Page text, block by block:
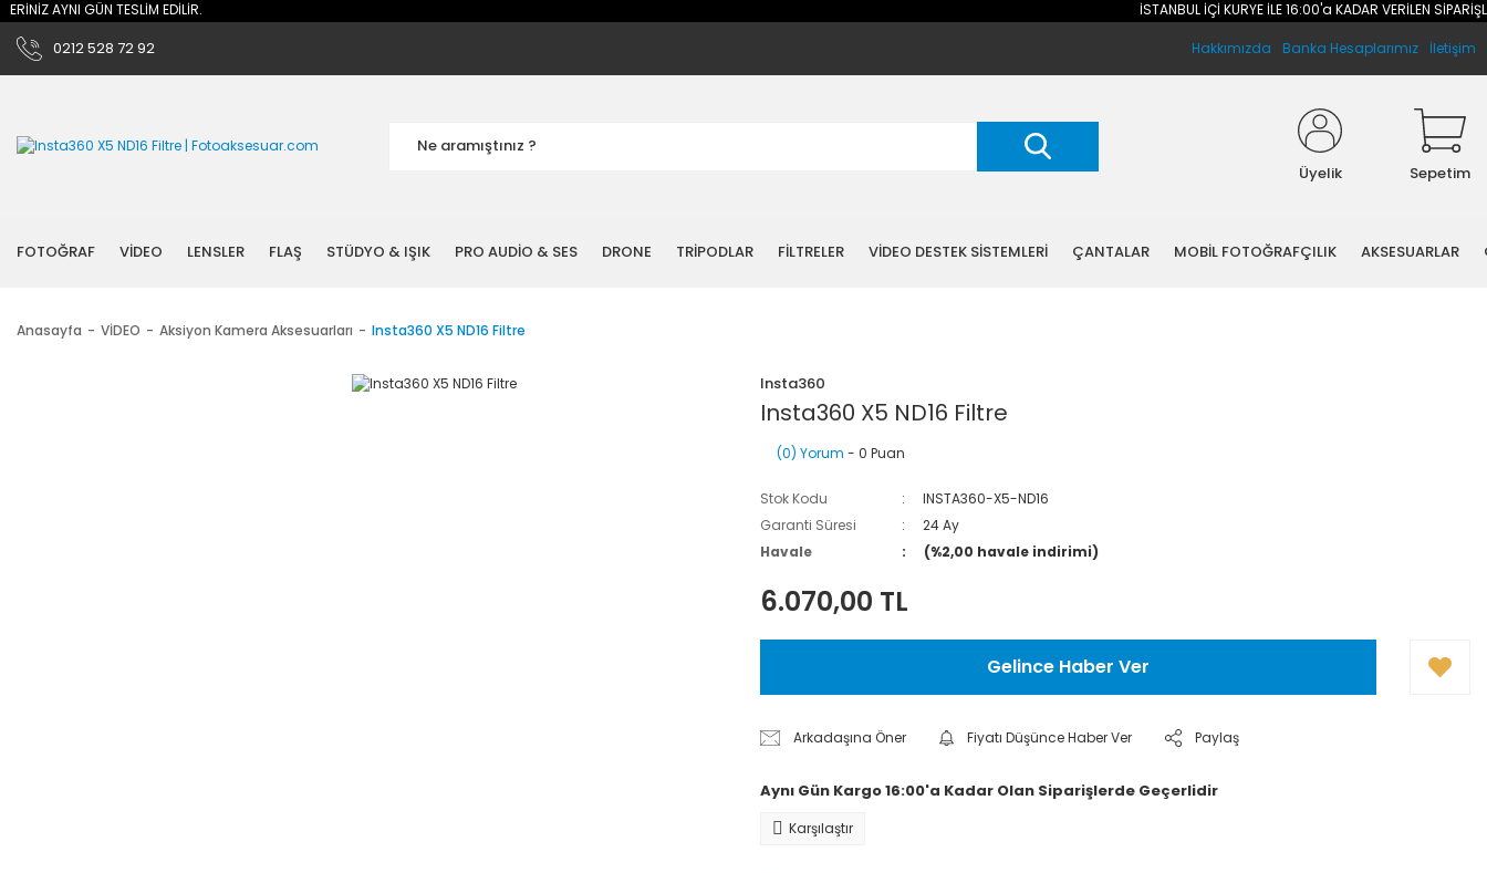
TESLİM EDİLİR. İSTANBUL İÇİ KURYE İLE 16:00'a KADAR VERİLEN SİPARİŞLERİNİZ AYNI
0212 528 72 92 Hakkımızda Banka Hesaplarımız İletişim
Üyelik Sepetim
FOTOĞRAF VİDEO LENSLER FLAŞ STÜDYO & IŞIK PRO AUDİO & SES DRONE TRİPODLAR FİLTRELER VİDEO DESTEK SİSTEMLERİ ÇANTALAR MOBİL FOTOĞRAFÇILIK AKSESUARLAR
Anasayfa VİDEO Aksiyon Kamera Aksesuarları Insta360 X5 ND16 Filtre
Insta360
Insta360 X5 ND16 Filtre
(0) Yorum - 0 Puan
Stok Kodu
INSTA360-X5-ND16
Garanti Süresi
24 Ay
Havale
(%2,00 havale indirimi)
6.070,00 TL
Gelince Haber Ver
Arkadaşına Öner Fiyatı Düşünce Haber Ver Paylaş
Aynı Gün Kargo 16:00'a Kadar Olan Siparişlerde Geçerlidir
Karşılaştır